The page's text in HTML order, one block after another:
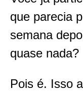
que parecia
semana
quase nada?
Pois é. Isso